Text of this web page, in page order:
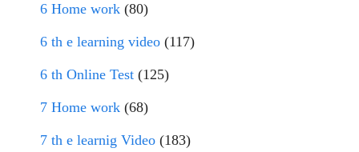
6 Home work (80)
6 th e learning video (117)
6 th Online Test (125)
7 Home work (68)
7 th e learnig Video (183)